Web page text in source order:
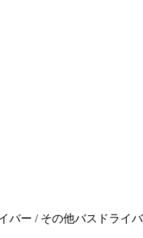
バー / その他バスドライ